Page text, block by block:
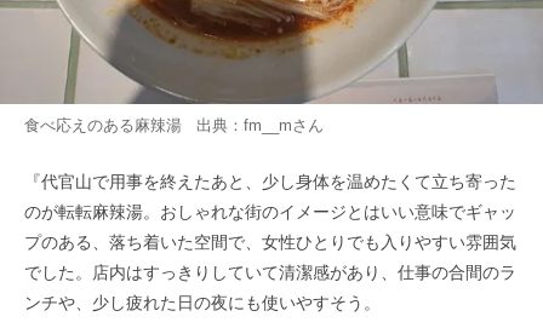
食べ応えのある麻辣湯 出典： fm__mさん
『代官山で用事を終えたあと、少し身体を温めたくて立ち寄った
のが転転麻辣湯。おしゃれな街のイメージとはいい意味でギャッ
プのある、落ち着いた空間で、女性ひとりでも入りやすい雰囲気
でした。店内はすっきりしていて清潔感があり、仕事の合間のラ
ンチや、少し疲れた日の夜にも使いやすそう。